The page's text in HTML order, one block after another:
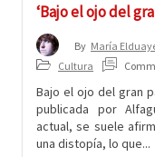
‘Bajo el ojo del
By María
Cultura
Bajo el ojo del gran
publicada por
actual, se suele
una distopía, lo que...